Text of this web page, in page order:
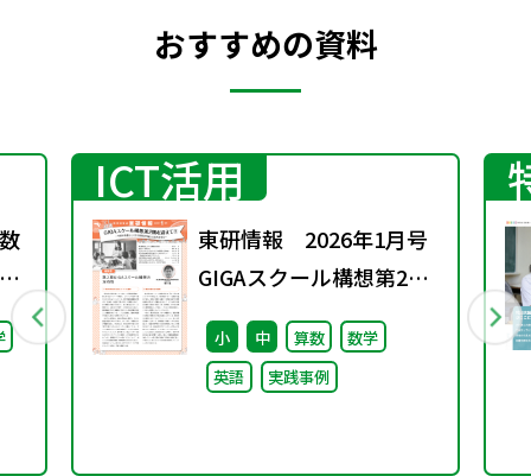
おすすめの資料
ICT活用
東研情報 2026年1月号
GIGAスクール構想第2期
を迎えて ②
小 中 算数
数学
英語
実践事例